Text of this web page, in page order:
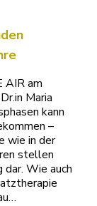
AIR am
Maria
kann
–
wie in der
stellen
dar. Wie auch